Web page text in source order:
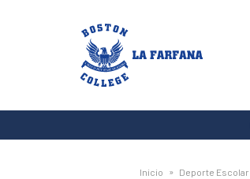
Boston
College
La
Farfana
Inicio » Deporte Escolar